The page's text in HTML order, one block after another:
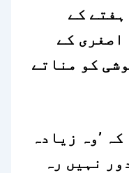
ہفتے کے
اصغری کے
کو مناتے
’وہ زیادہ
نہیں رہ